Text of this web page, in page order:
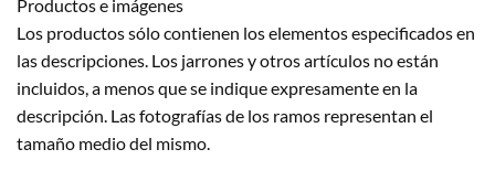
Productos e imágenes
Los productos sólo contienen los elementos especificados en
las descripciones. Los jarrones y otros artículos no están
incluidos, a menos que se indique expresamente en la
descripción. Las fotografías de los ramos representan el
tamaño medio del mismo.